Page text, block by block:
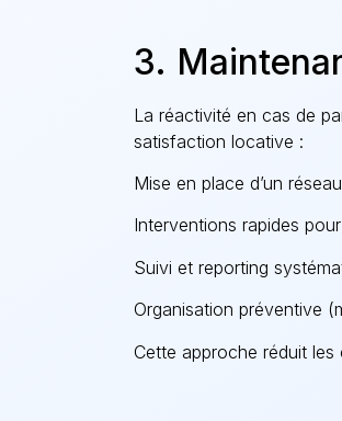
3.
La réactivité en cas de
satisfaction locative :
Mise en place d’un
Interventions rapides
Suivi et reporting
Organisation préventive
Cette approche réduit